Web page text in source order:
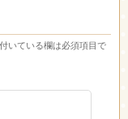
いている欄は必須項目で